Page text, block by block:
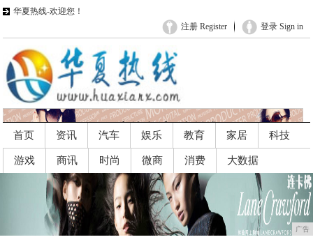
华夏热线-欢迎您！
登录 Sign in
注册 Register
首页 资讯 汽车 娱乐 教育 家居 科技
游戏 商讯 时尚 微商 消费 大数据
广告